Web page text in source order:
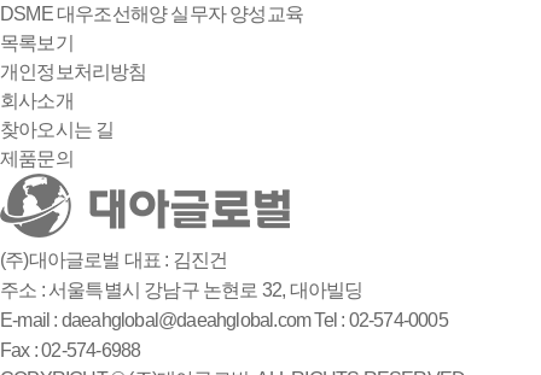
DSME 대우조선해양 실무자 양성교육
목록보기
개인정보처리방침
회사소개
찾아오시는 길
제품문의
(주)대아글로벌 대표 : 김진건
주소 : 서울특별시 강남구 논현로 32, 대아빌딩
E-mail : daeahglobal@daeahglobal.comTel : 02-574-0005
Fax : 02-574-6988